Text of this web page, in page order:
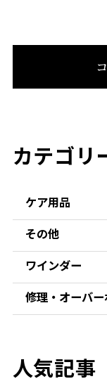
カテゴリ
ケア用品
その他
ワインダー
修理・オーバ
人気記事